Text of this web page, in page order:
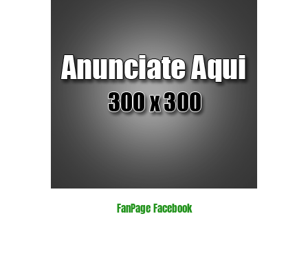
FanPage Facebook